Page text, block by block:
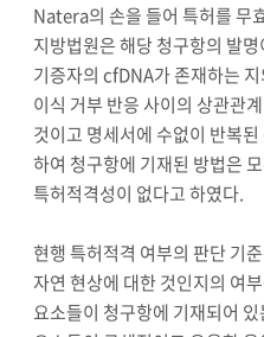
Natera의 손을 들어 특허를 무
지방법원은 해당 청구항의 발
기증자의 cfDNA가 존재하는
이식 거부 반응 사이의 상관관
것이고 명세서에 수없이 반복
하여 청구항에 기재된 방법은
특허적격성이 없다고 하였다.
현행 특허적격 여부의 판단 기
자연 현상에 대한 것인지의 여
요소들이 청구항에 기재되어